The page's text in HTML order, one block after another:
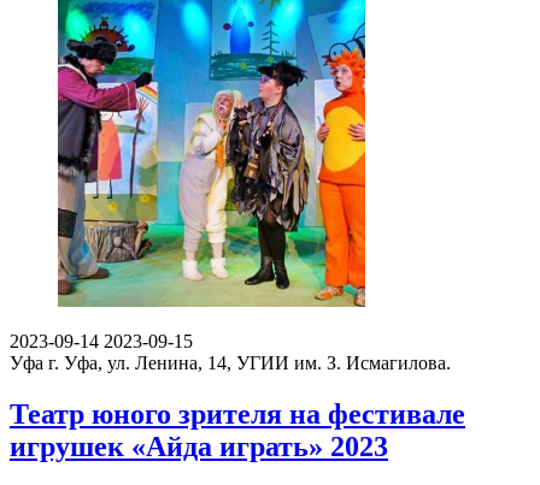
2023-09-14 2023-09-15
Уфа г. Уфа, ул. Ленина, 14, УГИИ им. З. Исмагилова.
Театр юного зрителя на фестивале
игрушек «Айда играть» 2023